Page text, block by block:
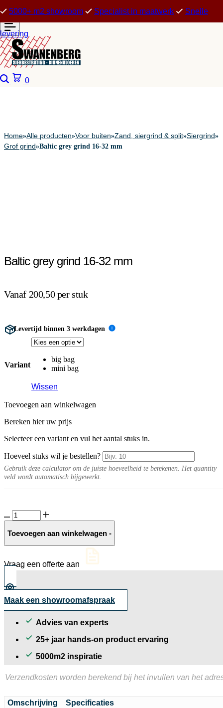
5000+ m2 showroom Specialist in maatwerk Snelle
levering
Zoeken
0
Home»Alle producten»Voor buiten»Zand, siergrind & split»Siergrind»
Grof grind»Baltic grey grind 16-32 mm
Baltic grey grind 16-32 mm
Vanaf 200,50 per stuk
Levertijd binnen 3 werkdagen i
Variant
big bag
mini bag
Wissen
Toevoegen aan winkelwagen
Bereken hier uw prijs
Selecteer een variant en vul het aantal stuks in.
Hoeveel stuks wil je bestellen?
Gebruik deze calculator om de juiste hoeveelheid te berekenen. Het quantity
veld wordt automatisch bijgewerkt.
Baltic
grey
grind
aantal
Toevoegen aan winkelwagen -
Vraag een offerte aan
Maak een showroomafspraak
Advies van experts
25+ jaar hands-on product ervaring
5000m2 inspiratie
Verzendkosten worden berekend bij het invullen van het
Omschrijving Specificaties